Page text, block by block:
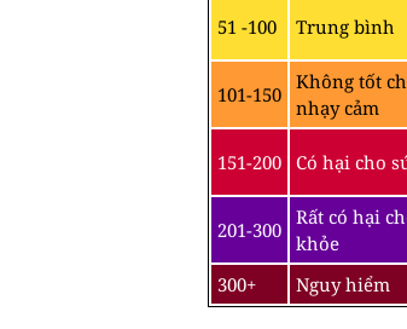
51 -100 Trung bình
101-150
Không tốt
nhạy cảm
151-200 Có hại cho
201-300
Rất có hại
khỏe
300+ Nguy hiểm